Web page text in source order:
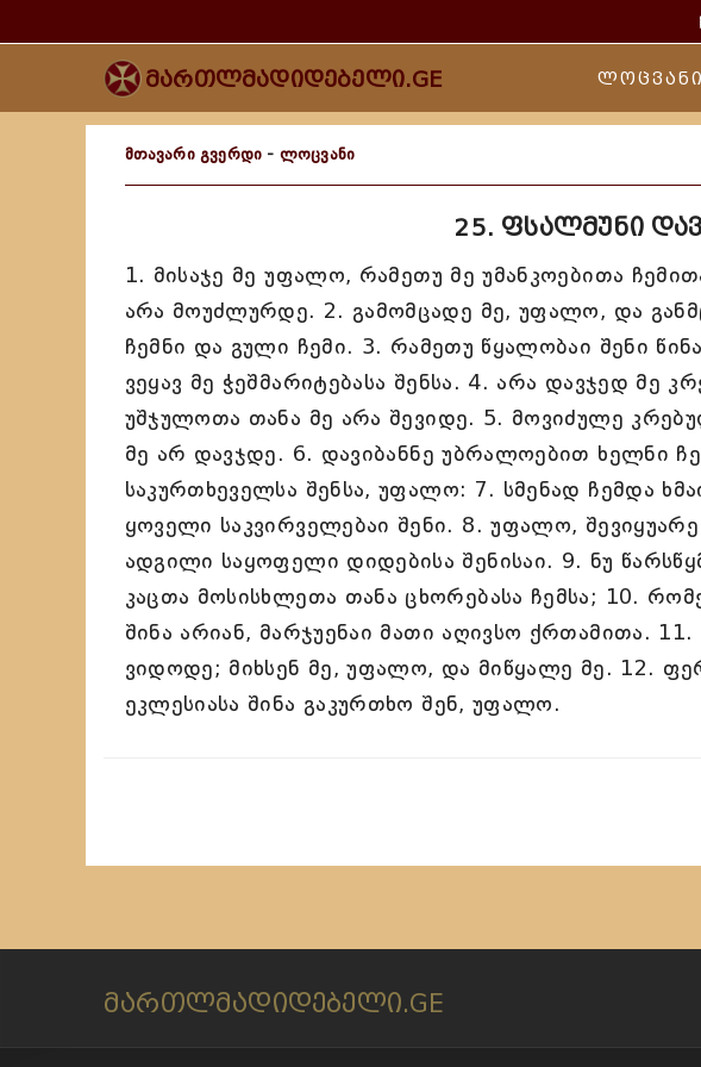
მართლმადიდებელი.GE ლოცვანი
მთავარი გვერდი - ლოცვანი
25. ფსალმუნი
1. მისაჯე მე უფალო, რამეთუ მე უმანკოებითა
არა მოუძლურდე. 2. გამომცადე მე, უფალო, და
ჩემნი და გული ჩემი. 3. რამეთუ წყალობაი შენი
ვეყავ მე ჭეშმარიტებასა შენსა. 4. არა დავჯედ მე
უშჯულოთა თანა მე არა შევიდე. 5. მოვიძულე
მე არ დავჯდე. 6. დავიბანნე უბრალოებით ხელნი
საკურთხეველსა შენსა, უფალო: 7. სმენად ჩემდა
ყოველი საკვირველებაი შენი. 8. უფალო, შევიყუარე
ადგილი საყოფელი დიდებისა შენისაი. 9. ნუ
კაცთა მოსისხლეთა თანა ცხორებასა ჩემსა; 10.
შინა არიან, მარჯუენაი მათი აღივსო ქრთამითა.
ვიდოდე; მიხსენ მე, უფალო, და მიწყალე მე. 12.
ეკლესიასა შინა გაკურთხო შენ, უფალო.
მართლმადიდებელი.GE